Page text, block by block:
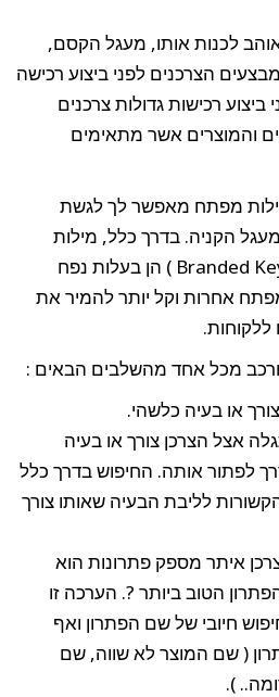
לכנות אותו, מעגל הקסם,
הצרכנים לפני ביצוע רכישה
רכישות גדולות צרכנים
והמוצרים אשר מתאימים
מפתח מאפשר לך לגשת
הקניה. בדרך כלל, מילות
מפתח מסחריות (Branded Keywords ) הן בעלות נפח
אחרות וקל יותר להמיר את
מכל אחד מהשלבים הבאים :
או בעיה כלשהי.
אצל הצרכן צורך או בעיה
לפתור אותה. החיפוש בדרך כלל
לליבת הבעיה שאותו צורך
איתר מספק פתרונות הוא
הטוב ביותר ?. הערכה זו
חיובי של שם הפתרון ואף
( שם המוצר לא שווה, שם
).